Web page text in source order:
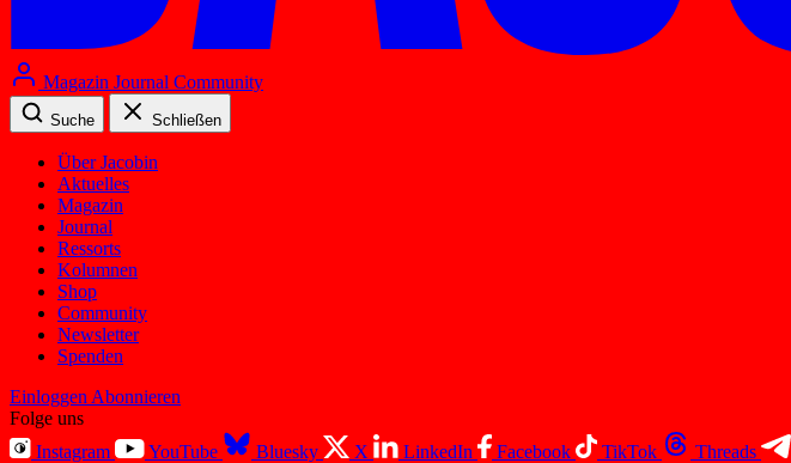
Magazin Journal Community
Suche Schließen
Über Jacobin
Aktuelles
Magazin
Journal
Ressorts
Kolumnen
Shop
Community
Newsletter
Spenden
Einloggen Abonnieren
Folge uns
Instagram
YouTube Bluesky X LinkedIn Facebook TikTok Threads